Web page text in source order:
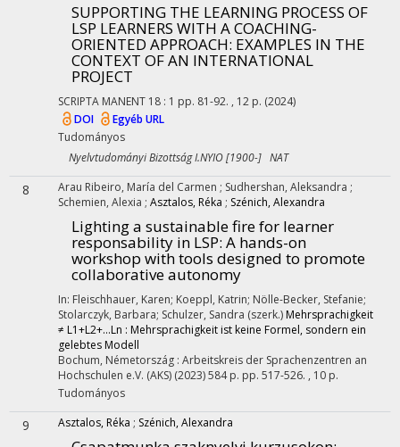
SUPPORTING THE LEARNING PROCESS OF
LSP LEARNERS WITH A COACHING-
ORIENTED APPROACH: EXAMPLES IN THE
CONTEXT OF AN INTERNATIONAL
PROJECT
SCRIPTA MANENT 18 : 1 pp. 81-92. , 12 p. (2024)
DOI
Egyéb URL
Tudományos
Nyelvtudományi Bizottság I.NYIO [1900-] NAT
8 Arau Ribeiro, María del Carmen ; Sudhershan, Aleksandra ;
Schemien, Alexia ; Asztalos, Réka ; Szénich, Alexandra
Lighting a sustainable fire for learner
responsability in LSP: A hands-on
workshop with tools designed to promote
collaborative autonomy
In: Fleischhauer, Karen; Koeppl, Katrin; Nölle-Becker, Stefanie;
Stolarczyk, Barbara; Schulzer, Sandra (szerk.) Mehrsprachigkeit
≠ L1+L2+...Ln : Mehrsprachigkeit ist keine Formel, sondern ein
gelebtes Modell
Bochum, Németország : Arbeitskreis der Sprachenzentren an
Hochschulen e.V. (AKS) (2023)584 p. pp. 517-526. , 10 p.
Tudományos
9 Asztalos, Réka ; Szénich, Alexandra